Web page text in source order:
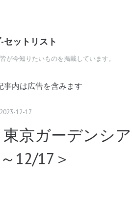
セットリスト
が今知りたいものを掲載しています。
事内は広告を含みます
2023-12-17
東京ガーデンシ
12/17＞